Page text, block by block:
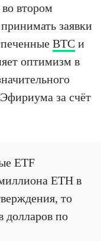
втором
заявки
BTC и
оптимизм в
за счёт
ETF
ETH в
то
долларов по